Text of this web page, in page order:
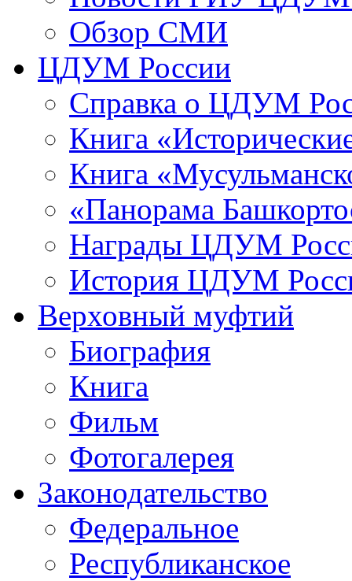
Обзор СМИ
ЦДУМ России
Справка о ЦДУМ
Книга
Книга
«Панорама
Награды ЦДУМ
История ЦДУМ
Верховный муфтий
Биография
Книга
Фильм
Фотогалерея
Законодательство
Федеральное
Республиканское